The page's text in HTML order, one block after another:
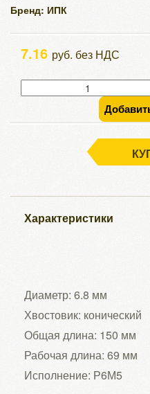
Бренд: ИПК
7.16 руб. без НДС
Характеристики
Диаметр: 6.8 мм
Хвостовик: конический
Общая длина: 150 мм
Рабочая длина: 69 мм
Исполнение: Р6М5